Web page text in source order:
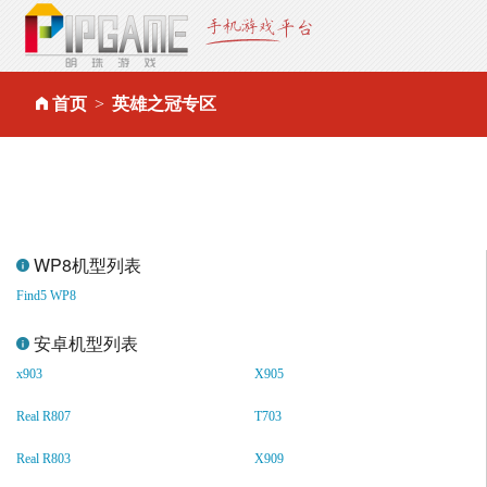
首页 英雄之冠专区
WP8机型列表
Find5 WP8
安卓机型列表
x903 X905
Real R807 T703
Real R803 X909